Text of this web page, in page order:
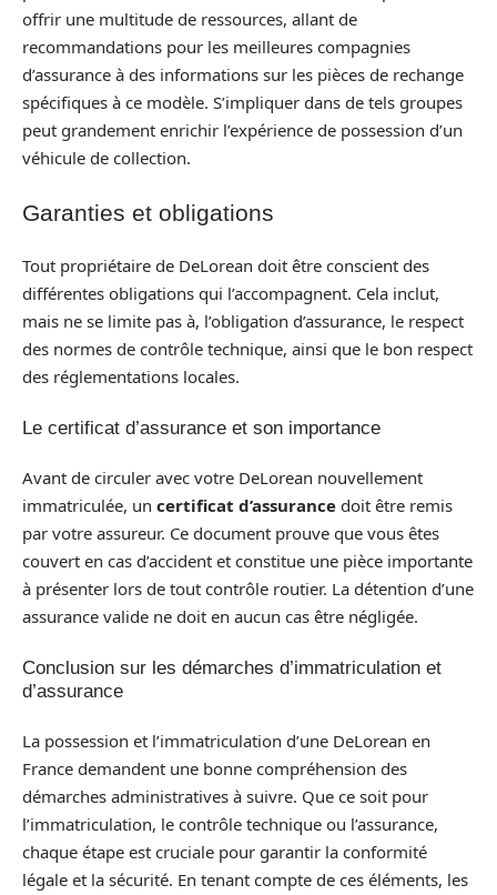
offrir une multitude de ressources, allant de
recommandations pour les meilleures compagnies
d’assurance à des informations sur les pièces de rechange
spécifiques à ce modèle. S’impliquer dans de tels groupes
peut grandement enrichir l’expérience de possession d’un
véhicule de collection.
Garanties et obligations
Tout propriétaire de DeLorean doit être conscient des
différentes obligations qui l’accompagnent. Cela inclut,
mais ne se limite pas à, l’obligation d’assurance, le respect
des normes de contrôle technique, ainsi que le bon respect
des réglementations locales.
Le certificat d’assurance et son importance
Avant de circuler avec votre DeLorean nouvellement
immatriculée, un certificat d’assurance doit être remis
par votre assureur. Ce document prouve que vous êtes
couvert en cas d’accident et constitue une pièce importante
à présenter lors de tout contrôle routier. La détention d’une
assurance valide ne doit en aucun cas être négligée.
Conclusion sur les démarches d’immatriculation et
d’assurance
La possession et l’immatriculation d’une DeLorean en
France demandent une bonne compréhension des
démarches administratives à suivre. Que ce soit pour
l’immatriculation, le contrôle technique ou l’assurance,
chaque étape est cruciale pour garantir la conformité
légale et la sécurité. En tenant compte de ces éléments, les